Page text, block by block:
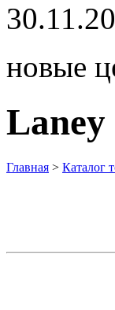
новые
Laney
Главная > Каталог